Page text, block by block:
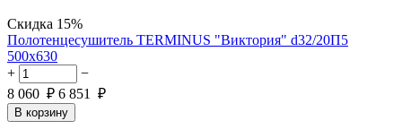
Скидка 15%
Полотенцесушитель TERMINUS "Виктория" d32/20П5
500х630
+
−
8 060 ₽ 6 851 ₽
В корзину